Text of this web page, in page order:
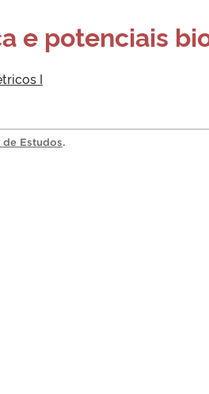
e potenciais
I
de Estudos.